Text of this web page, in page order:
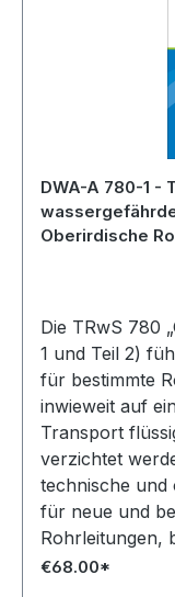
DWA-A 780-1 -
Oberirdische
Die TRwS 780
1 und Teil 2)
für bestimmte
inwieweit auf
Transport
verzichtet werden kann.
technische und
für neue und
Rohrleitungen,
€68.00*